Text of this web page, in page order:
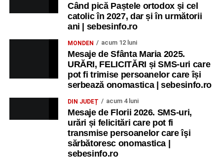
Când pică Paștele ortodox și cel
catolic în 2027, dar și în următorii
ani | sebesinfo.ro
MONDEN acum 12 luni
Mesaje de Sfânta Maria 2025.
URĂRI, FELICITĂRI și SMS-uri care
pot fi trimise persoanelor care își
serbează onomastica | sebesinfo.ro
DIN JUDEȚ acum 4 luni
Mesaje de Florii 2026. SMS-uri,
urări și felicitări care pot fi
transmise persoanelor care îşi
sărbătoresc onomastica |
sebesinfo.ro